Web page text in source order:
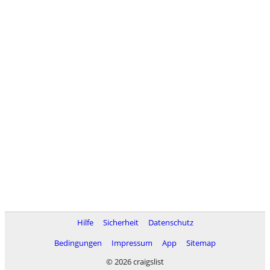
Hilfe Sicherheit
Datenschutz
Bedingungen
Impressum App
Sitemap
© 2026 craigslist